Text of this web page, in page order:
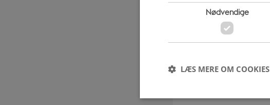
Nødvendige
LÆS MERE OM COOKIES